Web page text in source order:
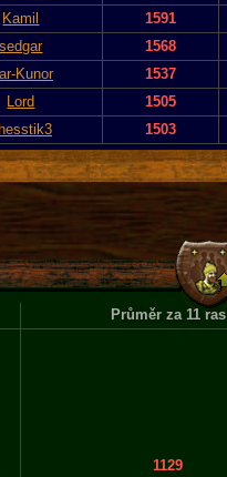
Kamil 1591
sedgar 1568
Kunor 1537
Lord 1505
1503
Průměr za 11 ras
1129